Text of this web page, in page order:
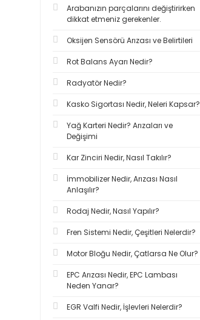
Arabanızın parçalarını değiştirirken
dikkat etmeniz gerekenler.
Oksijen Sensörü Arızası ve Belirtileri
Rot Balans Ayarı Nedir?
Radyatör Nedir?
Kasko Sigortası Nedir, Neleri Kapsar?
Yağ Karteri Nedir? Arızaları ve
Değişimi
Kar Zinciri Nedir, Nasıl Takılır?
İmmobilizer Nedir, Arızası Nasıl
Anlaşılır?
Rodaj Nedir, Nasıl Yapılır?
Fren Sistemi Nedir, Çeşitleri Nelerdir?
Motor Bloğu Nedir, Çatlarsa Ne Olur?
EPC Arızası Nedir, EPC Lambası
Neden Yanar?
EGR Valfi Nedir, İşlevleri Nelerdir?